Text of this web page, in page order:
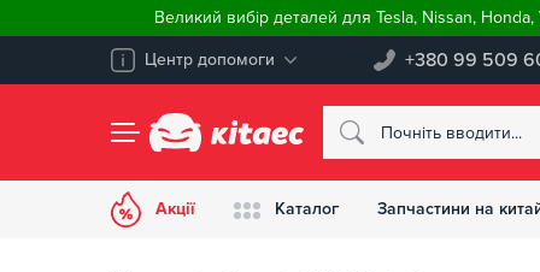
Великий вибір деталей для Tesla, Nissan, Honda,
Центр допомоги +380 99 509
Акції Каталог Запчастини на